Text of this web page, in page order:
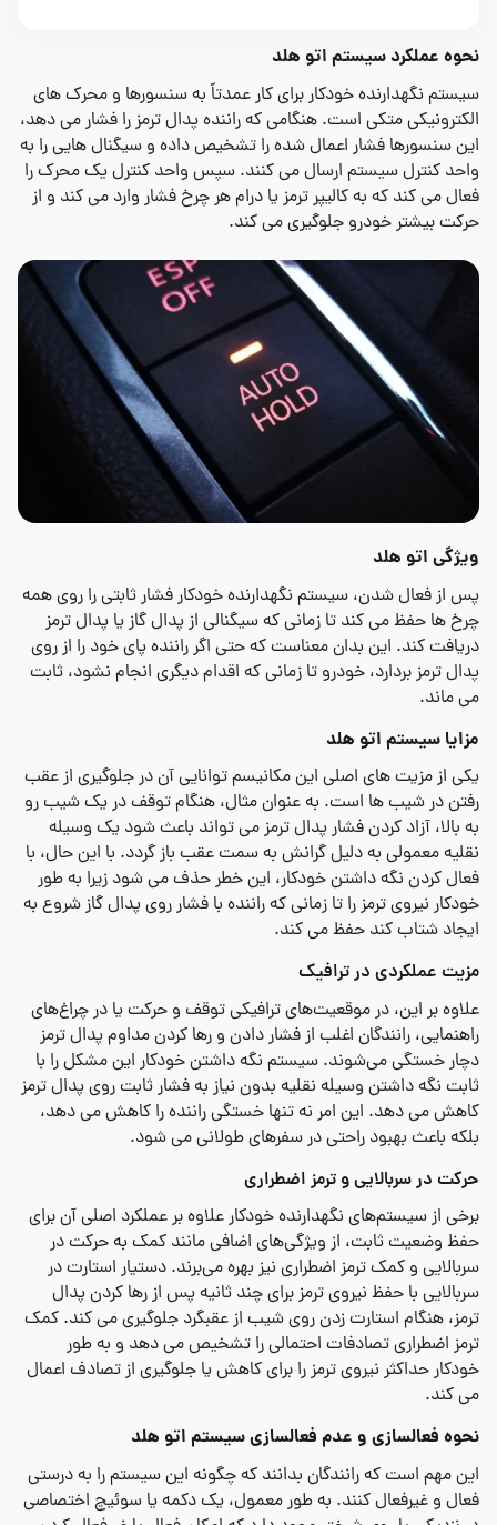
نحوه عملکرد سیستم اتو هلد
سیستم نگهدارنده خودکار برای کار عمدتاً به سنسورها و محرک های
الکترونیکی متکی است. هنگامی که راننده پدال ترمز را فشار می دهد،
این سنسورها فشار اعمال شده را تشخیص داده و سیگنال هایی را به
واحد کنترل سیستم ارسال می کنند. سپس واحد کنترل یک محرک را
فعال می کند که به کالیپر ترمز یا درام هر چرخ فشار وارد می کند و از
حرکت بیشتر خودرو جلوگیری می کند.
ویژگی اتو هلد
پس از فعال شدن، سیستم نگهدارنده خودکار فشار ثابتی را روی همه
چرخ ها حفظ می کند تا زمانی که سیگنالی از پدال گاز یا پدال ترمز
دریافت کند. این بدان معناست که حتی اگر راننده پای خود را از روی
پدال ترمز بردارد، خودرو تا زمانی که اقدام دیگری انجام نشود، ثابت
می ماند.
مزایا سیستم اتو هلد
یکی از مزیت های اصلی این مکانیسم توانایی آن در جلوگیری از عقب
رفتن در شیب ها است. به عنوان مثال، هنگام توقف در یک شیب رو
به بالا، آزاد کردن فشار پدال ترمز می تواند باعث شود یک وسیله
نقلیه معمولی به دلیل گرانش به سمت عقب باز گردد. با این حال، با
فعال کردن نگه داشتن خودکار، این خطر حذف می شود زیرا به طور
خودکار نیروی ترمز را تا زمانی که راننده با فشار روی پدال گاز شروع به
ایجاد شتاب کند حفظ می کند.
مزیت عملکردی در ترافیک
علاوه بر این، در موقعیت‌های ترافیکی توقف و حرکت یا در چراغ‌های
راهنمایی، رانندگان اغلب از فشار دادن و رها کردن مداوم پدال ترمز
دچار خستگی می‌شوند. سیستم نگه داشتن خودکار این مشکل را با
ثابت نگه داشتن وسیله نقلیه بدون نیاز به فشار ثابت روی پدال ترمز
کاهش می دهد. این امر نه تنها خستگی راننده را کاهش می دهد،
بلکه باعث بهبود راحتی در سفرهای طولانی می شود.
حرکت در سربالایی و ترمز اضطراری
برخی از سیستم‌های نگهدارنده خودکار علاوه بر عملکرد اصلی آن برای
حفظ وضعیت ثابت، از ویژگی‌های اضافی مانند کمک به حرکت در
سربالایی و کمک ترمز اضطراری نیز بهره می‌برند. دستیار استارت در
سربالایی با حفظ نیروی ترمز برای چند ثانیه پس از رها کردن پدال
ترمز، هنگام استارت زدن روی شیب از عقبگرد جلوگیری می کند. کمک
ترمز اضطراری تصادفات احتمالی را تشخیص می دهد و به طور
خودکار حداکثر نیروی ترمز را برای کاهش یا جلوگیری از تصادف اعمال
می کند.
نحوه فعالسازی و عدم فعالسازیسیستم اتو هلد
این مهم است که رانندگان بدانند که چگونه این سیستم را به درستی
فعال و غیرفعال کنند. به طور معمول، یک دکمه یا سوئیچ اختصاصی